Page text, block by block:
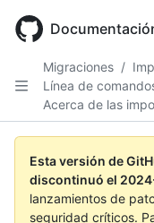
main
Migraciones /
Línea de
Acerca de las
Esta versión de
discontinuó el
lanzamientos de
seguridad críticos.